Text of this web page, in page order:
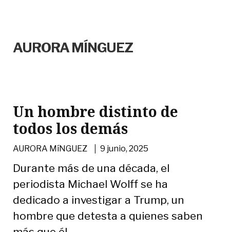
AURORA MÍNGUEZ
Un hombre distinto de
todos los demás
AURORA MíNGUEZ |9 junio, 2025
Durante más de una década, el
periodista Michael Wolff se ha
dedicado a investigar a Trump, un
hombre que detesta a quienes saben